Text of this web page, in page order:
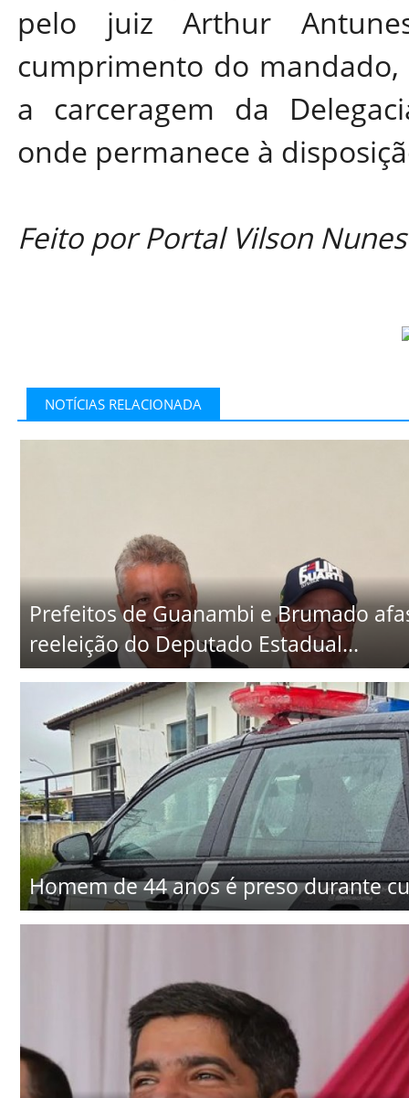
pelo juiz Arthur
cumprimento do mandado,
a carceragem da
onde permanece à
Feito por Portal Vilson Nunes
NOTÍCIAS RELACIONADA
Prefeitos de Guanambi e Brumado
reeleição do Deputado Estadual...
Homem de 44 anos é preso durante